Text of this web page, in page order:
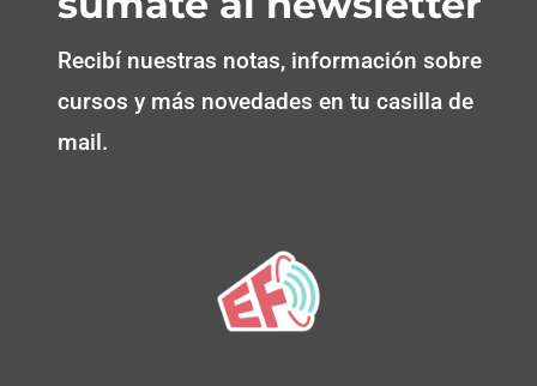
Recibí nuestras notas, información sobre
cursos y más novedades en tu casilla de
mail.